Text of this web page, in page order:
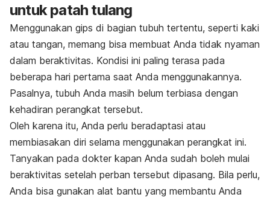
untuk patah tulang
Menggunakan gips di bagian tubuh tertentu, seperti kaki
atau tangan, memang bisa membuat Anda tidak nyaman
dalam beraktivitas. Kondisi ini paling terasa pada
beberapa hari pertama saat Anda menggunakannya.
Pasalnya, tubuh Anda masih belum terbiasa dengan
kehadiran perangkat tersebut.
Oleh karena itu, Anda perlu beradaptasi atau
membiasakan diri selama menggunakan perangkat ini.
Tanyakan pada dokter kapan Anda sudah boleh mulai
beraktivitas setelah perban tersebut dipasang. Bila perlu,
Anda bisa gunakan alat bantu yang membantu Anda